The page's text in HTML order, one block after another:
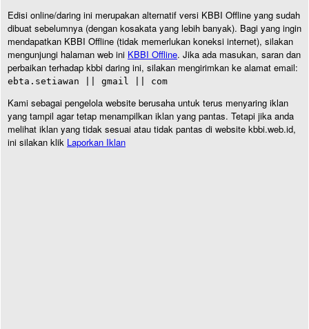
Edisi online/daring ini merupakan alternatif versi KBBI Offline yang sudah
dibuat sebelumnya (dengan kosakata yang lebih banyak). Bagi yang ingin
mendapatkan KBBI Offline (tidak memerlukan koneksi internet), silakan
mengunjungi halaman web ini KBBI Offline. Jika ada masukan, saran dan
perbaikan terhadap kbbi daring ini, silakan mengirimkan ke alamat email:
ebta.setiawan || gmail || com
Kami sebagai pengelola website berusaha untuk terus menyaring iklan
yang tampil agar tetap menampilkan iklan yang pantas. Tetapi jika anda
melihat iklan yang tidak sesuai atau tidak pantas di website kbbi.web.id,
ini silakan klik Laporkan Iklan